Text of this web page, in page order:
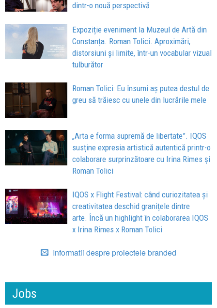
dintr-o nouă perspectivă
Expoziție eveniment la Muzeul de Artă din
Constanța. Roman Tolici. Aproximări,
distorsiuni și limite, într-un vocabular vizual
tulburător
Roman Tolici: Eu însumi aș putea destul de
greu să trăiesc cu unele din lucrările mele
„Arta e forma supremă de libertate”. IQOS
susține expresia artistică autentică printr-o
colaborare surprinzătoare cu Irina Rimes și
Roman Tolici
IQOS x Flight Festival: când curiozitatea și
creativitatea deschid granițele dintre
arte. Încă un highlight în colaborarea IQOS
x Irina Rimes x Roman Tolici
Informatii despre proiectele branded
Jobs